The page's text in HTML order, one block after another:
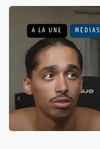
A LA UNE MÉDIAS